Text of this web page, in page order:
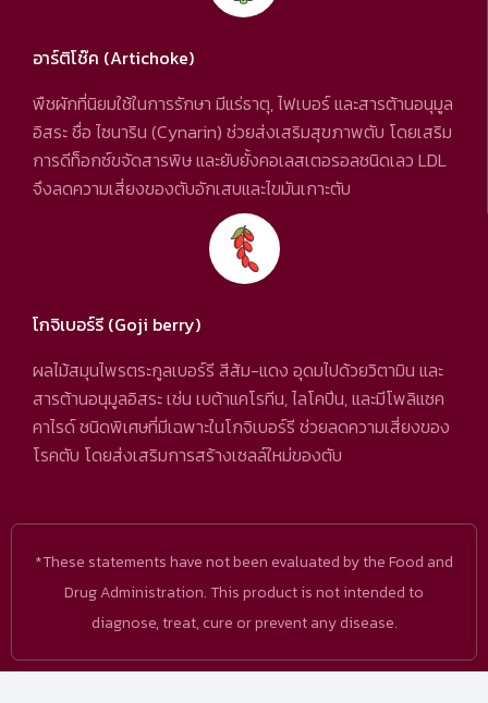
อาร์ติโช๊ค (Artichoke)
พืชผักที่นิยมใช้ในการรักษา มีแร่ธาตุ, ไฟเบอร์ และสารต้านอนุมูล
อิสระ ชื่อ ไซนาริน (Cynarin) ช่วยส่งเสริมสุขภาพตับ โดยเสริม
การดีท็อกซ์ขจัดสารพิษ และยับยั้งคอเลสเตอรอลชนิดเลว LDL
จึงลดความเสี่ยงของตับอักเสบและไขมันเกาะตับ
โกจิเบอร์รี (Goji berry)
ผลไม้สมุนไพรตระกูลเบอร์รี สีส้ม-แดง อุดมไปด้วยวิตามิน และ
สารต้านอนุมูลอิสระ เช่น เบต้าแคโรทีน, ไลโคปีน, และมีโพลิแซค
คาไรด์ ชนิดพิเศษที่มีเฉพาะในโกจิเบอร์รี ช่วยลดความเสี่ยงของ
โรคตับ โดยส่งเสริมการสร้างเซลล์ใหม่ของตับ
*These statements have not been evaluated by the Food and
Drug Administration. This product is not intended to
diagnose, treat, cure or prevent any disease.